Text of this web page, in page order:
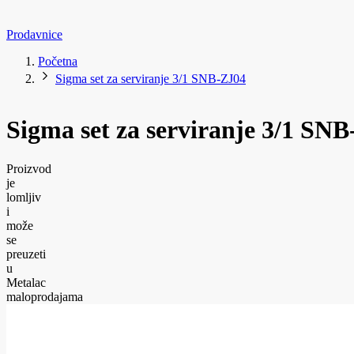
Prodavnice
Početna
Sigma set za serviranje 3/1 SNB-ZJ04
Sigma set za serviranje 3/1
Proizvod
je
lomljiv
i
može
se
preuzeti
u
Metalac
maloprodajama